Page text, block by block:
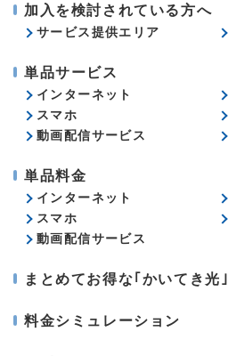
加入を検討されている方へ
サービス提供エリア
単品サービス
インターネット
スマホ
動画配信サービス
単品料金
インターネット
スマホ
動画配信サービス
まとめてお得な｢かいてき光｣
料金シミュレーション